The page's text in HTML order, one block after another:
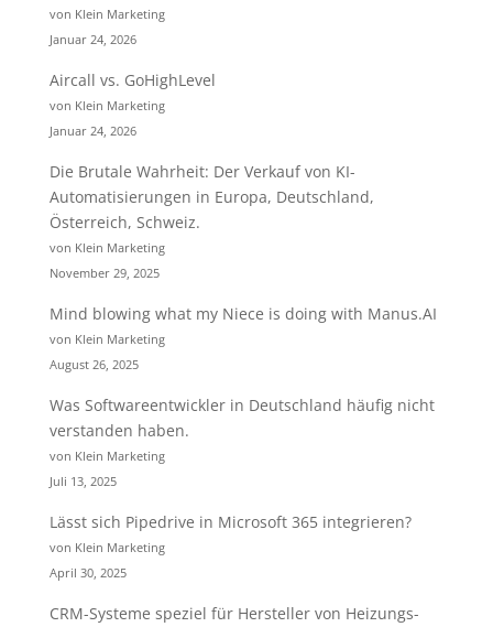
von Klein Marketing
Januar 24, 2026
Aircall vs. GoHighLevel
von Klein Marketing
Januar 24, 2026
Die Brutale Wahrheit: Der Verkauf von KI-
Automatisierungen in Europa, Deutschland,
Österreich, Schweiz.
von Klein Marketing
November 29, 2025
Mind blowing what my Niece is doing with Manus.AI
von Klein Marketing
August 26, 2025
Was Softwareentwickler in Deutschland häufig nicht
verstanden haben.
von Klein Marketing
Juli 13, 2025
Lässt sich Pipedrive in Microsoft 365 integrieren?
von Klein Marketing
April 30, 2025
CRM-Systeme speziel für Hersteller von Heizungs-